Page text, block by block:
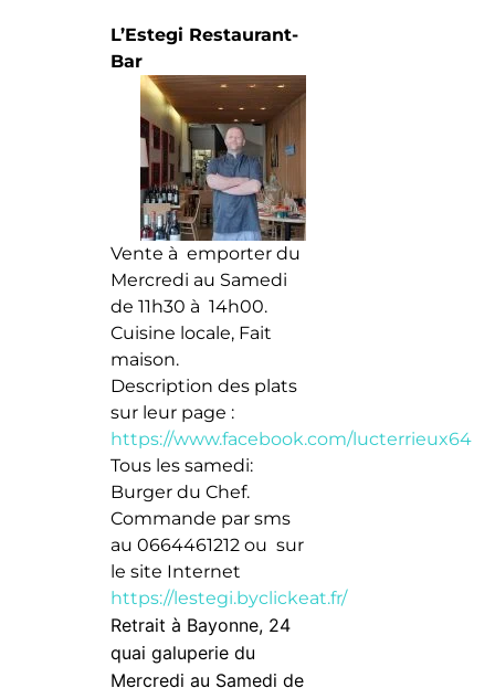
L’Estegi Restaurant-
Bar
Vente à emporter du
Mercredi au Samedi
de 11h30 à 14h00.
Cuisine locale, Fait
maison.
Description des plats
sur leur page :
https://www.facebook.com/lucterrieux64
Tous les samedi:
Burger du Chef.
Commande par sms
au 0664461212 ou sur
le site Internet
https://lestegi.byclickeat.fr/
Retrait à Bayonne, 24
quai galuperie du
Mercredi au Samedi de